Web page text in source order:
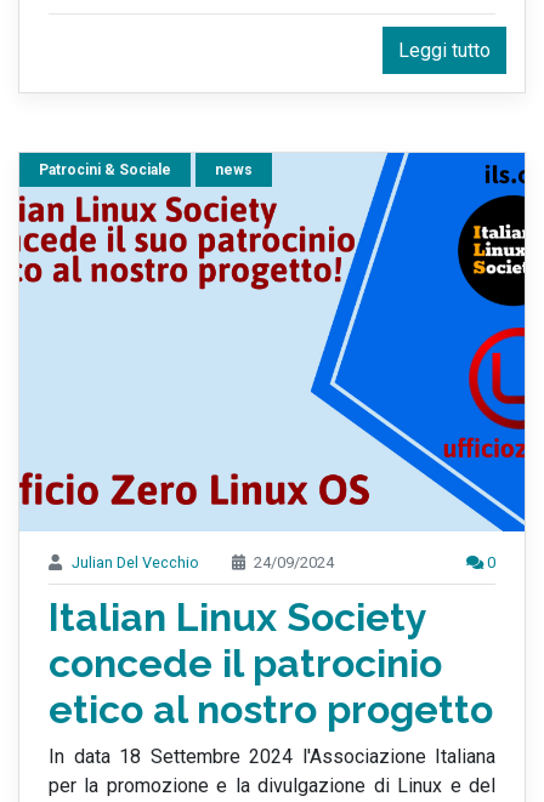
Leggi tutto
Patrocini & Sociale news
Julian Del Vecchio 24/09/2024 0
Italian Linux Society
concede il patrocinio
etico al nostro progetto
In data 18 Settembre 2024 l'Associazione Italiana
per la promozione e la divulgazione di Linux e del